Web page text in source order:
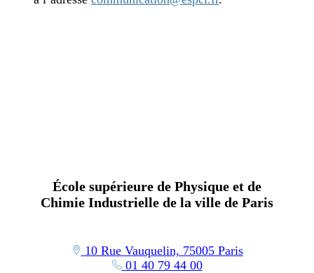
École supérieure de Physique et de
Chimie Industrielle de la ville de Paris
10 Rue Vauquelin, 75005 Paris
01 40 79 44 00